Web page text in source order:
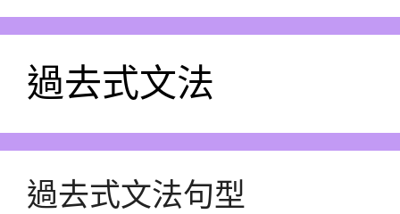
過去式文法
過去式文法句型